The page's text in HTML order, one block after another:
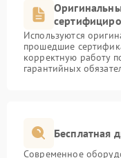
Используются
прошедшие
корректную работу
гарантийных
Бесплатная
Современное